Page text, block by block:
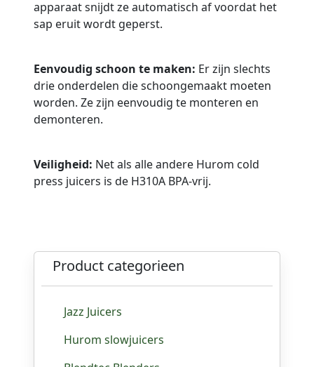
apparaat snijdt ze automatisch af voordat het
sap eruit wordt geperst.
Eenvoudig schoon te maken: Er zijn slechts
drie onderdelen die schoongemaakt moeten
worden. Ze zijn eenvoudig te monteren en
demonteren.
Veiligheid: Net als alle andere Hurom cold
press juicers is de H310A BPA-vrij.
Product categorieen
Jazz Juicers
Hurom slowjuicers